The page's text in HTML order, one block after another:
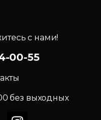
с нами!
00-55
без выходных